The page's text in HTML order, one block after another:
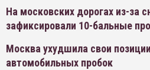
На московских дорогах из-за
зафиксировали 10-бальные
Москва ухудшила свои
автомобильных пробок